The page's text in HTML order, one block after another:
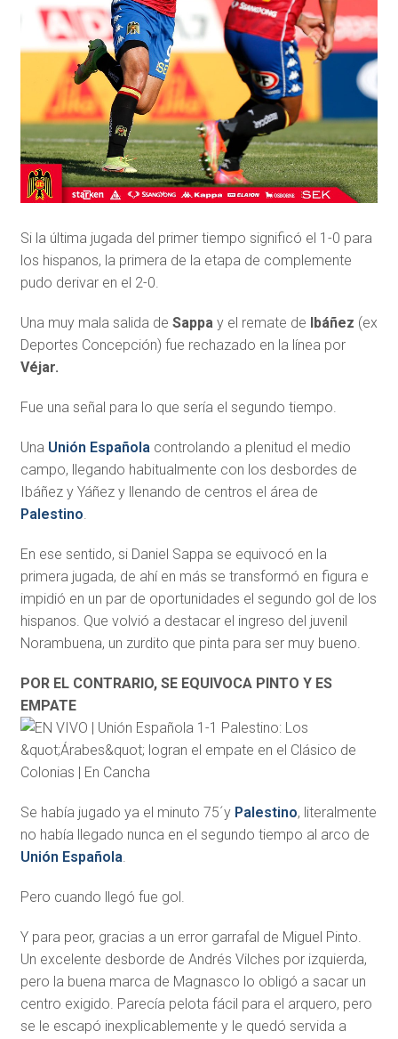
Si la última jugada del primer tiempo significó el 1-0 para
los hispanos, la primera de la etapa de complemente
pudo derivar en el 2-0.
Una muy mala salida de Sappay el remate de Ibáñez (ex
Deportes Concepción) fue rechazado en la línea por
Véjar.
Fue una señal para lo que sería el segundo tiempo.
Una Unión Españolacontrolando a plenitud el medio
campo, llegando habitualmente con los desbordes de
Ibáñez y Yáñez y llenando de centros el área de
Palestino.
En ese sentido, si Daniel Sappa se equivocó en la
primera jugada, de ahí en más se transformó en figura e
impidió en un par de oportunidades el segundo gol de los
hispanos. Que volvió a destacar el ingreso del juvenil
Norambuena, un zurdito que pinta para ser muy bueno.
POR EL CONTRARIO, SE EQUIVOCA PINTO Y ES
EMPATE
Se había jugado ya el minuto 75´y Palestino, literalmente
no había llegado nunca en el segundo tiempo al arco de
Unión Española.
Pero cuando llegó fue gol.
Y para peor, gracias a un error garrafal de Miguel Pinto.
Un excelente desborde de Andrés Vilches por izquierda,
pero la buena marca de Magnasco lo obligó a sacar un
centro exigido. Parecía pelota fácil para el arquero, pero
se le escapó inexplicablemente y le quedó servida a